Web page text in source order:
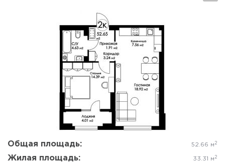
Общая площадь: 52.66 м 2
Жилая площадь: 33.31 м 2
Да, удалить